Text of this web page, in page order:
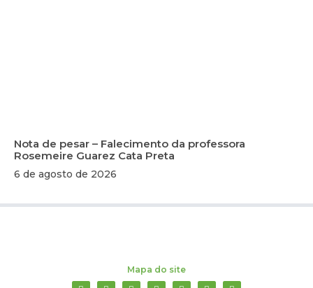
Nota de pesar – Falecimento da professora
Rosemeire Guarez Cata Preta
6 de agosto de 2026
Mapa do site